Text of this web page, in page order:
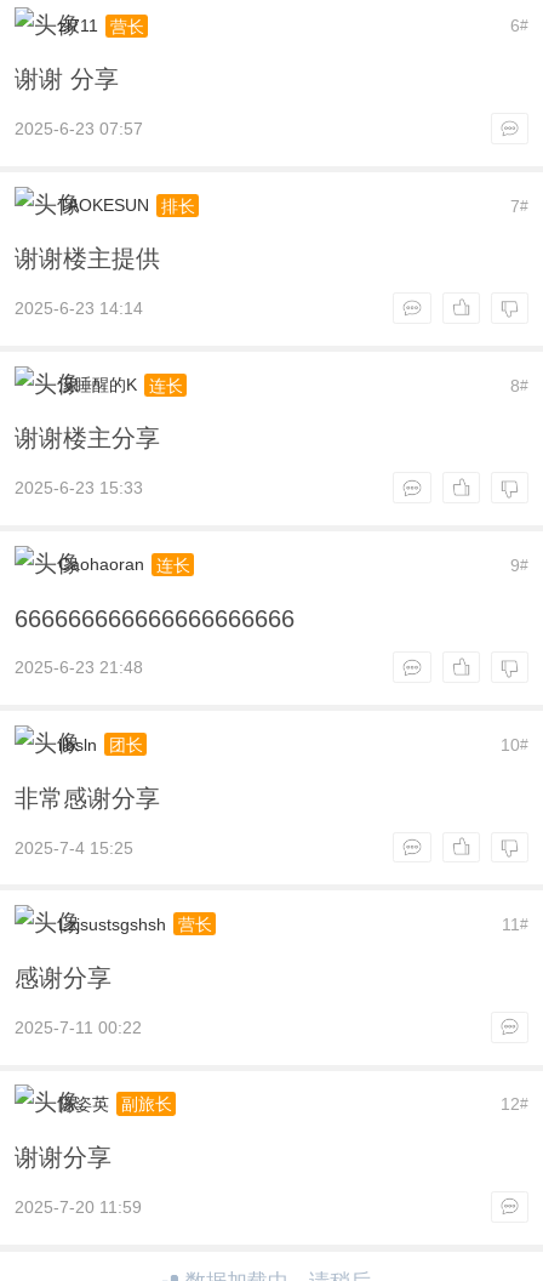
6#
zl711 营长
谢谢 分享
2025-6-23 07:57
7#
TAOKESUN 排长
谢谢楼主提供
2025-6-23 14:14
8#
没睡醒的K 连长
谢谢楼主分享
2025-6-23 15:33
9#
Caohaoran 连长
666666666666666666666
2025-6-23 21:48
10#
ilbsln 团长
非常感谢分享
2025-7-4 15:25
11#
Lzjsustsgshsh 营长
感谢分享
2025-7-11 00:22
12#
陈姿英 副旅长
谢谢分享
2025-7-20 11:59